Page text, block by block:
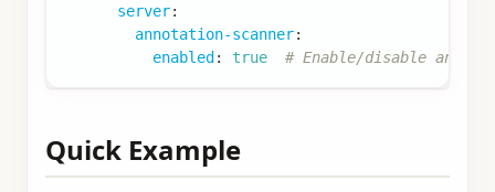
server:
annotation-scanner:
enabled : true # Enable/disable
Quick Example